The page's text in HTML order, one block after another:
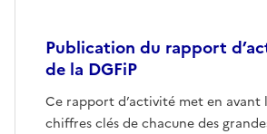
Publication du rapport
de la DGFiP
Ce rapport d’activité met en avant
chiffres clés de chacune des